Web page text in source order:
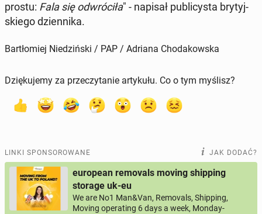
prostu: Fala się od­wró­ci­ła" - napisał pu­bli­cy­sta bry­tyj­
skie­go dzien­ni­ka.
Bartłomiej Niedziński / PAP / Adriana Chodakowska
Dziękujemy za przeczytanie artykułu. Co o tym myślisz?
LINKI SPONSOROWANE JAK DODAĆ?
european removals moving shipping
storage uk-eu
We are No1 Man&Van, Removals, Shipping,
Moving operating 6 days a week, Monday-